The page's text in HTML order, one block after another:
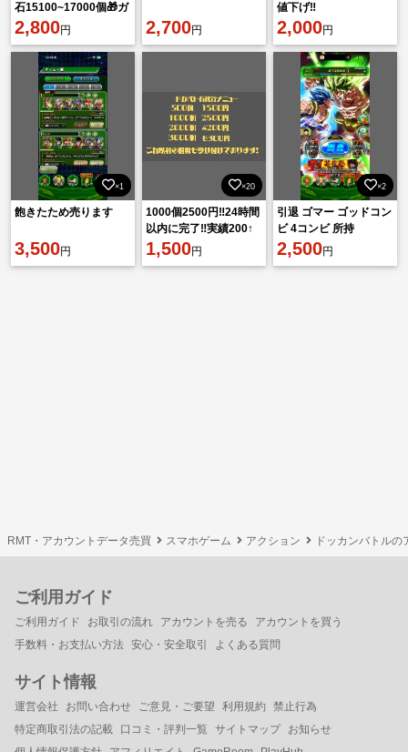
石15100~17000個🎁ガ
チャ産LR12~25体
2,800円 2,700円
値下げ‼️
2,000円
×1
飽きたため売ります
3,500円
×20
1000個2500円‼️24時間
以内に完了‼️実績200↑
最安最速代行💪
1,500円
×2
引退 ゴマー ゴッドコン
ビ 4コンビ 所持
2,500円
RMT・アカウントデータ売買 スマホゲーム アクション ドッカンバトルの
ご利用ガイド
ご利用ガイド お取引の流れ アカウントを売る
アカウントを買う
手数料・お支払い方法 安心・安全取引 よくある質問
サイト情報
運営会社 お問い合わせ ご意見・ご要望 利用規約
禁止行為
特定商取引法の記載
口コミ・評判一覧 サイトマップ
お知らせ